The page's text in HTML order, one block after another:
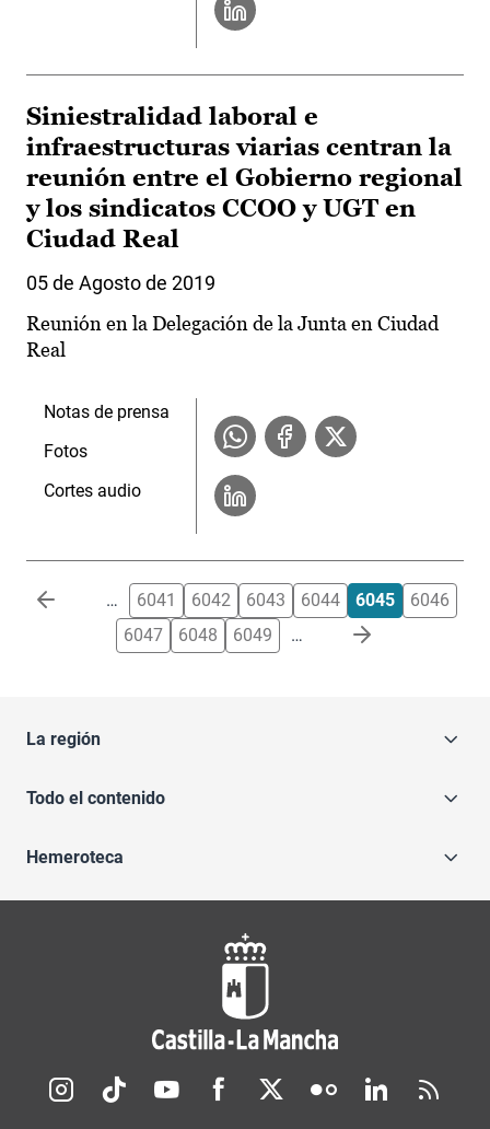
Siniestralidad laboral e
infraestructuras viarias centran la
reunión entre el Gobierno regional
y los sindicatos CCOO y UGT en
Ciudad Real
05 de Agosto de 2019
Reunión en la Delegación de la Junta en Ciudad
Real
Notas de prensa
Fotos
Cortes audio
Paginación … 6041 6042 6043 6044 6045
6046
6047
6048 6049 …
La región
Todo el contenido
Hemeroteca
Redes sociales JCCM